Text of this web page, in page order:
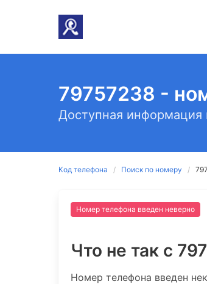
79757238 -
Доступная информация
Код телефона Поиск по номеру
Номер телефона введен неверно
Что не так c
Номер телефона введен